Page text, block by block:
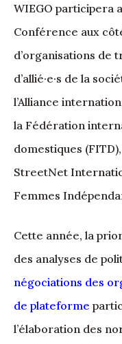
WIEGO participera
Conférence aux
d’organisations de
d’allié·e·s de la
l’Alliance
la Fédération
domestiques
StreetNet
Femmes
Cette année, la
des analyses de
négociations des
de plateforme
l’élaboration des